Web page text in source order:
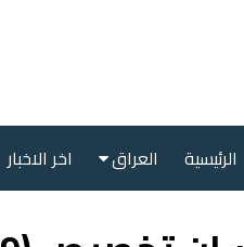
الرئيسية العراق اخر الاخبار